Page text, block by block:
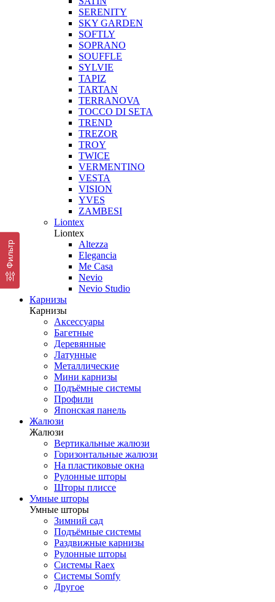
SERENITY
SKY GARDEN
SOFTLY
SOPRANO
SOUFFLE
SYLVIE
TAPIZ
TARTAN
TERRANOVA
TOCCO DI SETA
TREND
TREZOR
TROY
TWICE
VERMENTINO
VESTA
VISION
YVES
ZAMBESI
Liontex
Liontex
Altezza
Elegancia
Me Casa
Nevio
Nevio Studio
Карнизы
Карнизы
Аксессуары
Багетные
Деревянные
Латунные
Металлические
Мини карнизы
Подъёмные системы
Профили
Японская панель
Жалюзи
Жалюзи
Вертикальные жалюзи
Горизонтальные жалюзи
На пластиковые окна
Рулонные шторы
Шторы плиссе
Умные шторы
Умные шторы
Зимний сад
Подъёмные системы
Раздвижные карнизы
Рулонные шторы
Системы Raex
Системы Somfy
Другое
Фильтр